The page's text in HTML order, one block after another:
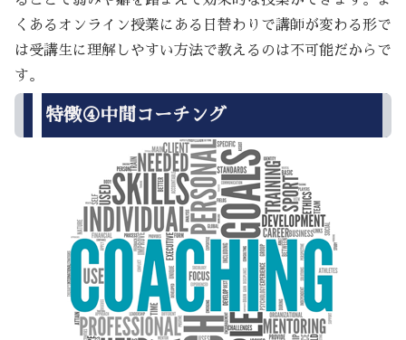
くあるオンライン授業にある日替わりで講師が変わる形で
は受講生に理解しやすい方法で教えるのは不可能だからで
す。
特徴④中間コーチング